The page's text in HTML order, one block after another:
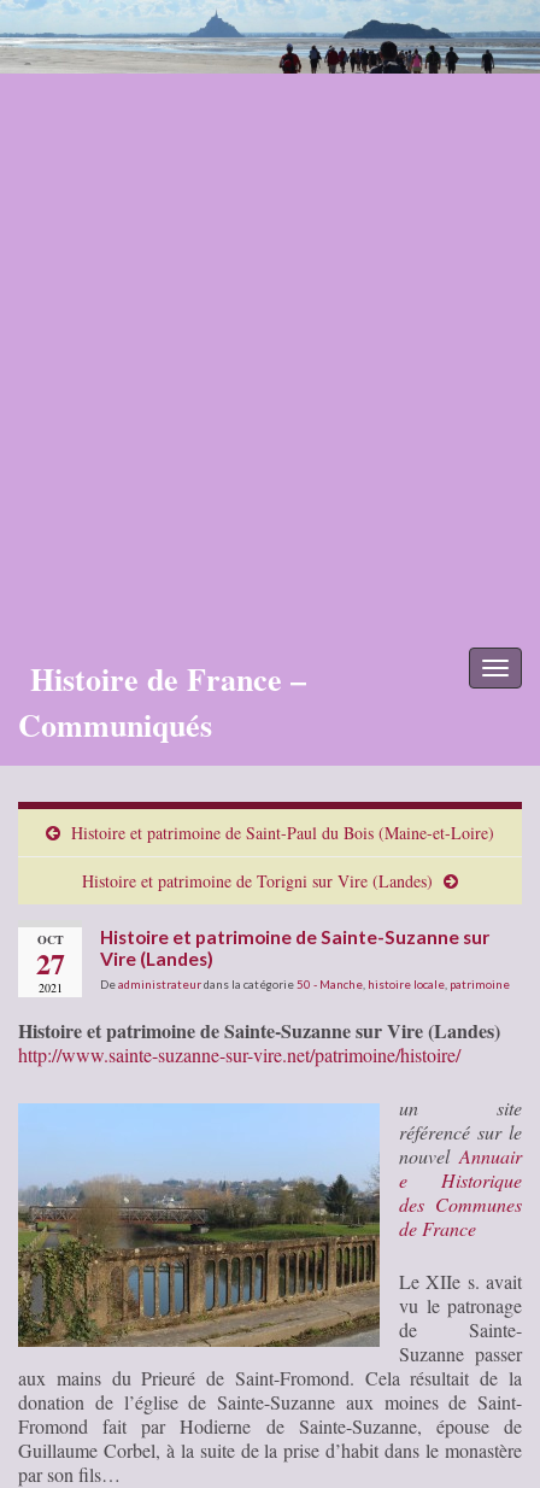
Histoire de France –
Communiqués
Histoire et patrimoine de Saint-Paul du Bois (Maine-et-Loire)
Histoire et patrimoine de Torigni sur Vire (Landes)
OCT
27
2021
Histoire et patrimoine de Sainte-Suzanne sur
Vire (Landes)
Deadministrateurdans la catégorie 50 - Manche histoire locale patrimoine
Histoire et patrimoine de Sainte-Suzanne sur Vire (Landes)
http://www.sainte-suzanne-sur-vire.net/patrimoine/histoire/
un site
référencé sur le
nouvel Annuair
e Historique
des Communes
de France
Le XIIe s. avait
vu le patronage
de Sainte-
Suzanne passer
aux mains du Prieuré de Saint-Fromond. Cela résultait de la
donation de l’église de Sainte-Suzanne aux moines de Saint-
Fromond fait par Hodierne de Sainte-Suzanne, épouse de
Guillaume Corbel, à la suite de la prise d’habit dans le monastère
par son fils…